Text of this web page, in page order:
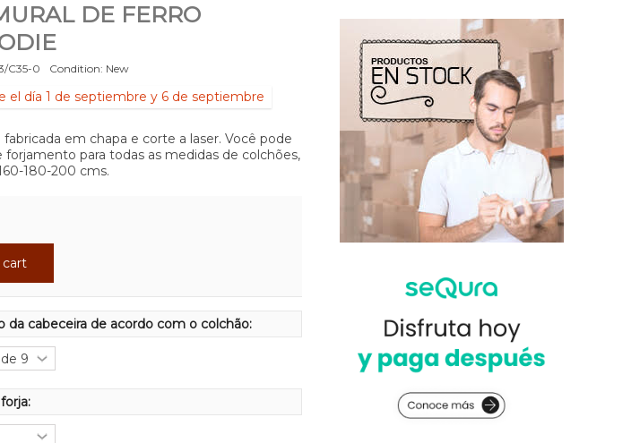
DE FERRO
C35-0 Condition: New
el día 1 de septiembre y 6 de septiembre
fabricada em chapa e corte a laser. Você pode
para todas as medidas de colchões,
180-200 cms.
da cabeceira de acordo com o colchão: